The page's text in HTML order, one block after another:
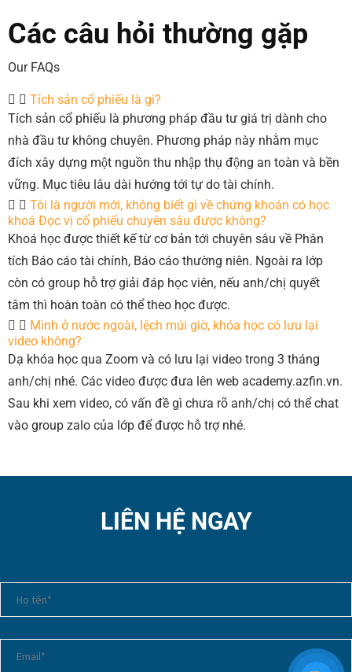
Các câu hỏi thường gặp
Our FAQs
Tích sản cổ phiếu là gì?
Tích sản cổ phiếu là phương pháp đầu tư giá trị dành cho
nhà đầu tư không chuyên. Phương pháp này nhằm mục
đích xây dựng một nguồn thu nhập thụ động an toàn và bền
vững. Mục tiêu lâu dài hướng tới tự do tài chính.
Tôi là người mới, không biết gì về chứng khoán có học
khoá Đọc vị cổ phiếu chuyên sâu được không?
Khoá học được thiết kế từ cơ bản tới chuyên sâu về Phân
tích Báo cáo tài chính, Báo cáo thường niên. Ngoài ra lớp
còn có group hỗ trợ giải đáp học viên, nếu anh/chị quyết
tâm thì hoàn toàn có thể theo học được.
Mình ở nước ngoài, lệch múi giờ, khóa học có lưu lại
video không?
Dạ khóa học qua Zoom và có lưu lại video trong 3 tháng
anh/chị nhé. Các video được đưa lên web academy.azfin.vn.
Sau khi xem video, có vấn đề gì chưa rõ anh/chị có thể chat
vào group zalo của lớp để được hỗ trợ nhé.
LIÊN HỆ NGAY